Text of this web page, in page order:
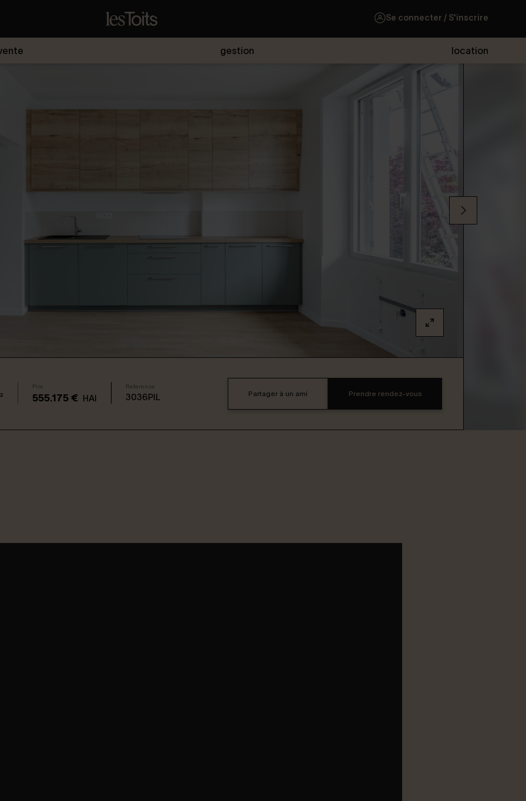
Se connecter / S'inscrire
gestion location
Prix
555.175 € HAI
Reference
3036PIL Partager à un ami Prendre rendez-vous